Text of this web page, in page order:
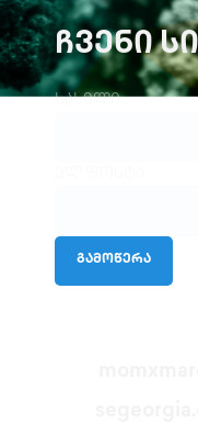
ᲩᲕᲔᲜᲘ
სახელი
გამოწერა